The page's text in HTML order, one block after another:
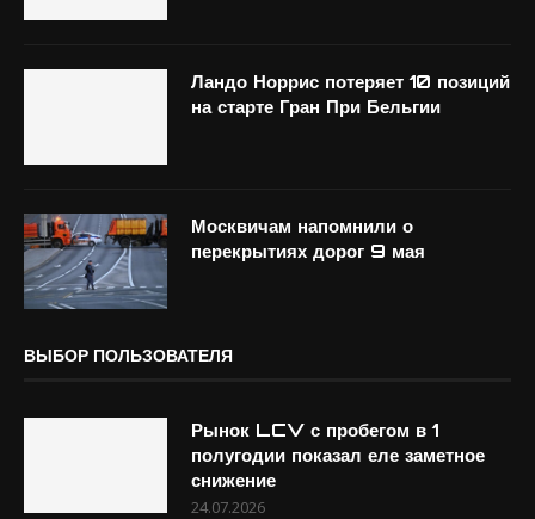
Ландо Норрис потеряет 10 позиций
на старте Гран При Бельгии
Москвичам напомнили о
перекрытиях дорог 9 мая
ВЫБОР ПОЛЬЗОВАТЕЛЯ
Рынок LCV с пробегом в 1
полугодии показал еле заметное
снижение
24.07.2026